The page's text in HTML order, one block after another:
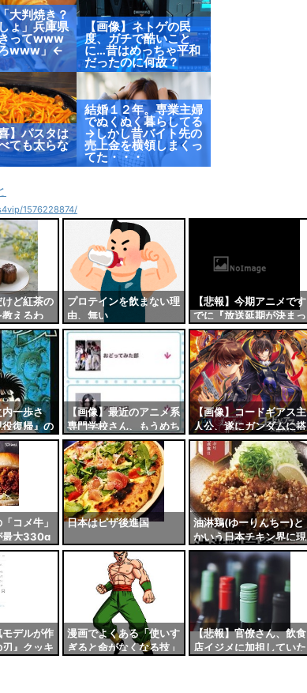
大判焼き？
ょ」兵庫県
ってwww
www」←
【画像】ネトゲの民
度、ガチで酷いこと
に…昔はめっちゃ平和
だったのに何故？
】パスタは
ても太らな
結婚１２年。専業主婦
でぬくぬく暮らしてる
→しかし昔バイト先の
売上金を横領しまくっ
てた・・・
1576228874/
ど紅茶の
えるわ
プロテインを飲まない理
由、無い
【悲報】今期アニメです
でに『放送延期が決まっ
ている作品』がこちら…
一歩さ
復帰』の
るｗｗｗ
【画像】最近のアニメ系
専門学校さん、もうめち
ゃくちゃｗｗｗｗ
【画像】コードギアス主
人公、遂にガンダムに搭
乗し始めるｗｗｗｗ
コメ牛」
大330g
ハンバー
日本はピザ後進国
油淋鶏(ゆーりんちー)と
かいう日本チキン界に現
れた新たな覇権
モデルが作
』クッキ
漫画でよくある「使いす
ぎると命がなくなる技」
【悲報】官僚さん、飲食
店イジメに加担していた